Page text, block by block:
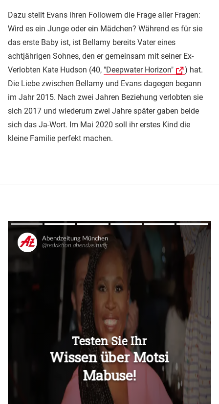
Dazu stellt Evans ihren Followern die Frage aller Fragen:
Wird es ein Junge oder ein Mädchen? Während es für sie
das erste Baby ist, ist Bellamy bereits Vater eines
achtjährigen Sohnes, den er gemeinsam mit seiner Ex-
Verlobten Kate Hudson (40, "Deepwater Horizon"
) hat.
Die Liebe zwischen Bellamy und Evans dagegen begann
im Jahr 2015. Nach zwei Jahren Beziehung verlobten sie
sich 2017 und wiederum zwei Jahre später gaben beide
sich das Ja-Wort. Im Mai 2020 soll ihr erstes Kind die
kleine Familie perfekt machen.
Überspringen
Überspringen